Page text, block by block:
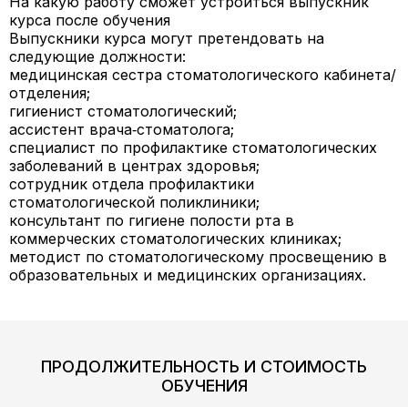
курса после обучения
Выпускники курса могут претендовать на
следующие должности:
медицинская сестра стоматологического кабинета/
отделения;
гигиенист стоматологический;
ассистент врача‑стоматолога;
специалист по профилактике стоматологических
заболеваний в центрах здоровья;
сотрудник отдела профилактики
стоматологической поликлиники;
консультант по гигиене полости рта в
коммерческих стоматологических клиниках;
методист по стоматологическому просвещению в
образовательных и медицинских организациях.
ПРОДОЛЖИТЕЛЬНОСТЬ И СТОИМОСТЬ
ОБУЧЕНИЯ